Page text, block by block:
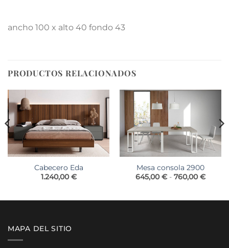
ancho 100 x alto 40 fondo 43
PRODUCTOS RELACIONADOS
Cabecero Eda
1.240,00€
Mesa consola 2900
645,00€ - 760,00€Rango
MAPA DEL SITIO